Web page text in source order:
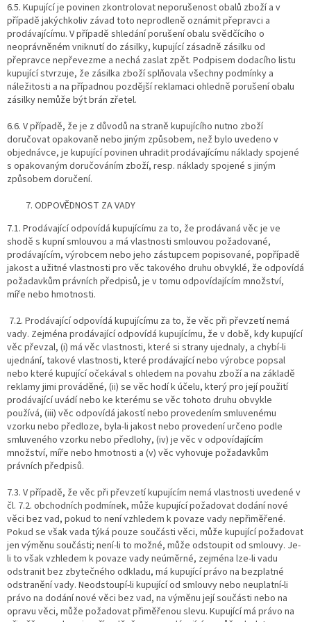
6.5. Kupující je povinen zkontrolovat neporušenost obalů zboží a v
případě jakýchkoliv závad toto neprodleně oznámit přepravci a
prodávajícímu. V případě shledání porušení obalu svědčícího o
neoprávněném vniknutí do zásilky, kupující zásadně zásilku od
přepravce nepřevezme a nechá zaslat zpět. Podpisem dodacího listu
kupující stvrzuje, že zásilka zboží splňovala všechny podmínky a
náležitosti a na případnou pozdější reklamaci ohledně porušení obalu
zásilky nemůže být brán zřetel.
6.6. V případě, že je z důvodů na straně kupujícího nutno zboží
doručovat opakovaně nebo jiným způsobem, než bylo uvedeno v
objednávce, je kupující povinen uhradit prodávajícímu náklady spojené
s opakovaným doručováním zboží, resp. náklady spojené s jiným
způsobem doručení.
ODPOVĚDNOST ZA VADY
7.1. Prodávající odpovídá kupujícímu za to, že prodávaná věc je ve
shodě s kupní smlouvou a má vlastnosti smlouvou požadované,
prodávajícím, výrobcem nebo jeho zástupcem popisované, popřípadě
jakost a užitné vlastnosti pro věc takového druhu obvyklé, že odpovídá
požadavkům právních předpisů, je v tomu odpovídajícím množství,
míře nebo hmotnosti.
7.2. Prodávající odpovídá kupujícímu za to, že věc při převzetí nemá
vady. Zejména prodávající odpovídá kupujícímu, že v době, kdy kupující
věc převzal, (i) má věc vlastnosti, které si strany ujednaly, a chybí-li
ujednání, takové vlastnosti, které prodávající nebo výrobce popsal
nebo které kupující očekával s ohledem na povahu zboží a na základě
reklamy jimi prováděné, (ii) se věc hodí k účelu, který pro její použití
prodávající uvádí nebo ke kterému se věc tohoto druhu obvykle
používá, (iii) věc odpovídá jakostí nebo provedením smluvenému
vzorku nebo předloze, byla-li jakost nebo provedení určeno podle
smluveného vzorku nebo předlohy, (iv) je věc v odpovídajícím
množství, míře nebo hmotnosti a (v) věc vyhovuje požadavkům
právních předpisů.
7.3. V případě, že věc při převzetí kupujícím nemá vlastnosti uvedené v
čl. 7.2. obchodních podmínek, může kupující požadovat dodání nové
věci bez vad, pokud to není vzhledem k povaze vady nepřiměřené.
Pokud se však vada týká pouze součásti věci, může kupující požadovat
jen výměnu součásti; není-li to možné, může odstoupit od smlouvy. Je-
li to však vzhledem k povaze vady neúměrné, zejména lze-li vadu
odstranit bez zbytečného odkladu, má kupující právo na bezplatné
odstranění vady. Neodstoupí-li kupující od smlouvy nebo neuplatní-li
právo na dodání nové věci bez vad, na výměnu její součásti nebo na
opravu věci, může požadovat přiměřenou slevu. Kupující má právo na